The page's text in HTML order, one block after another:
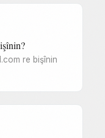
re bişînin